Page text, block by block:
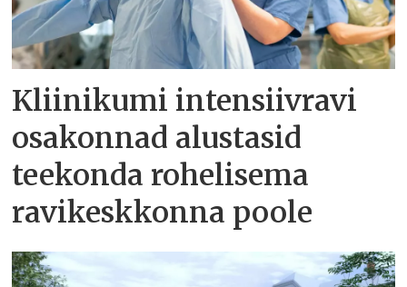
Kliinikumi intensiivravi
osakonnad alustasid
teekonda rohelisema
ravikeskkonna poole